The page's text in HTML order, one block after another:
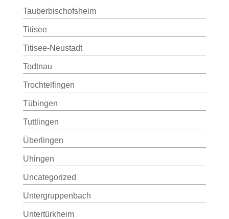
Tauberbischofsheim
Titisee
Titisee-Neustadt
Todtnau
Trochtelfingen
Tübingen
Tuttlingen
Überlingen
Uhingen
Uncategorized
Untergruppenbach
Untertürkheim